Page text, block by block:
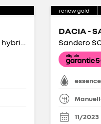
Engineered - Arkana E-Tech hybride 145 - 22
renew gold
DACIA -
Sandero
essence
11/2023